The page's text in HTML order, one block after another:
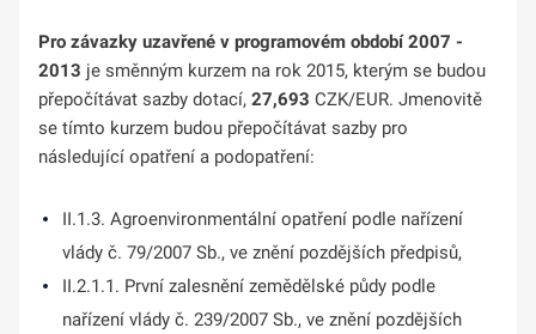
Pro závazky uzavřené v programovém období 2007 -
2013 je směnným kurzem na rok 2015, kterým se budou
přepočítávat sazby dotací, 27,693 CZK/EUR. Jmenovitě
se tímto kurzem budou přepočítávat sazby pro
následující opatření a podopatření:
II.1.3. Agroenvironmentální opatření podle nařízení
vlády č. 79/2007 Sb., ve znění pozdějších předpisů,
II.2.1.1. První zalesnění zemědělské půdy podle
nařízení vlády č. 239/2007 Sb., ve znění pozdějších